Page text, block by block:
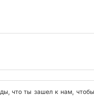
что ты зашел к нам,